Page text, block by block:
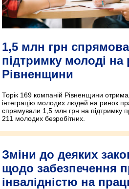
1,5 млн грн
підтримку молоді на
Рівненщини
Торік 169 компаній Рівненщини
інтеграцію молодих людей на ринок
спрямували 1,5 млн грн на підтримку
211 молодих безробітних.
Зміни до деяких
щодо забезпечення
інвалідністю на